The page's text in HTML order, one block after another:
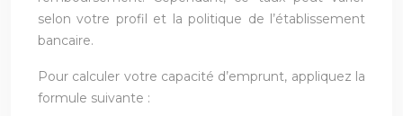
selon votre profil et la politique de l’établissement
bancaire.
Pour calculer votre capacité d’emprunt, appliquez la
formule suivante :